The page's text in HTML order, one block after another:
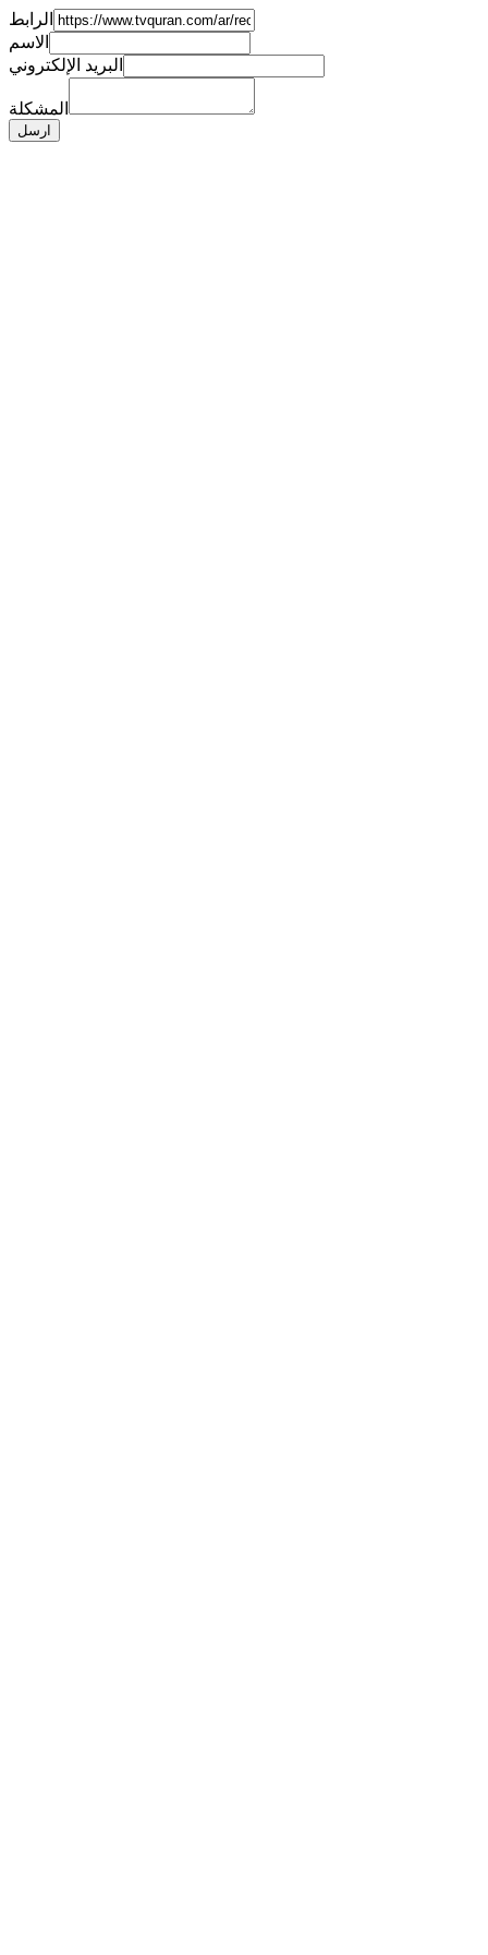
الرابط
الاسم
البريد الإلكتروني
المشكلة
ارسل